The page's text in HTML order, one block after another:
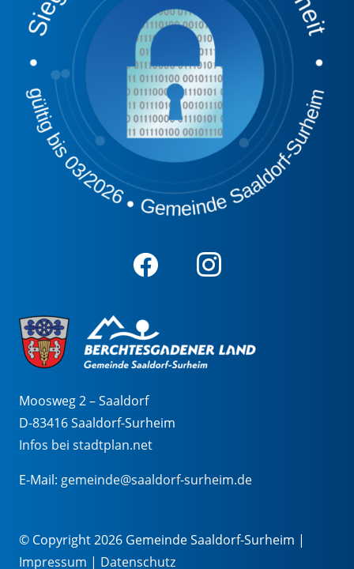
Moosweg 2 – Saaldorf
D-83416 Saaldorf-Surheim
Infos bei stadtplan.net
E-Mail: gemeinde@saaldorf-surheim.de
© Copyright 2026 Gemeinde Saaldorf-Surheim |
Impressum | Datenschutz